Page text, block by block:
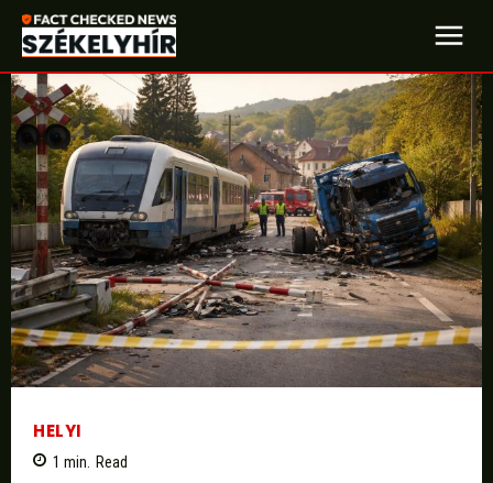
HELYI
1 min. Read